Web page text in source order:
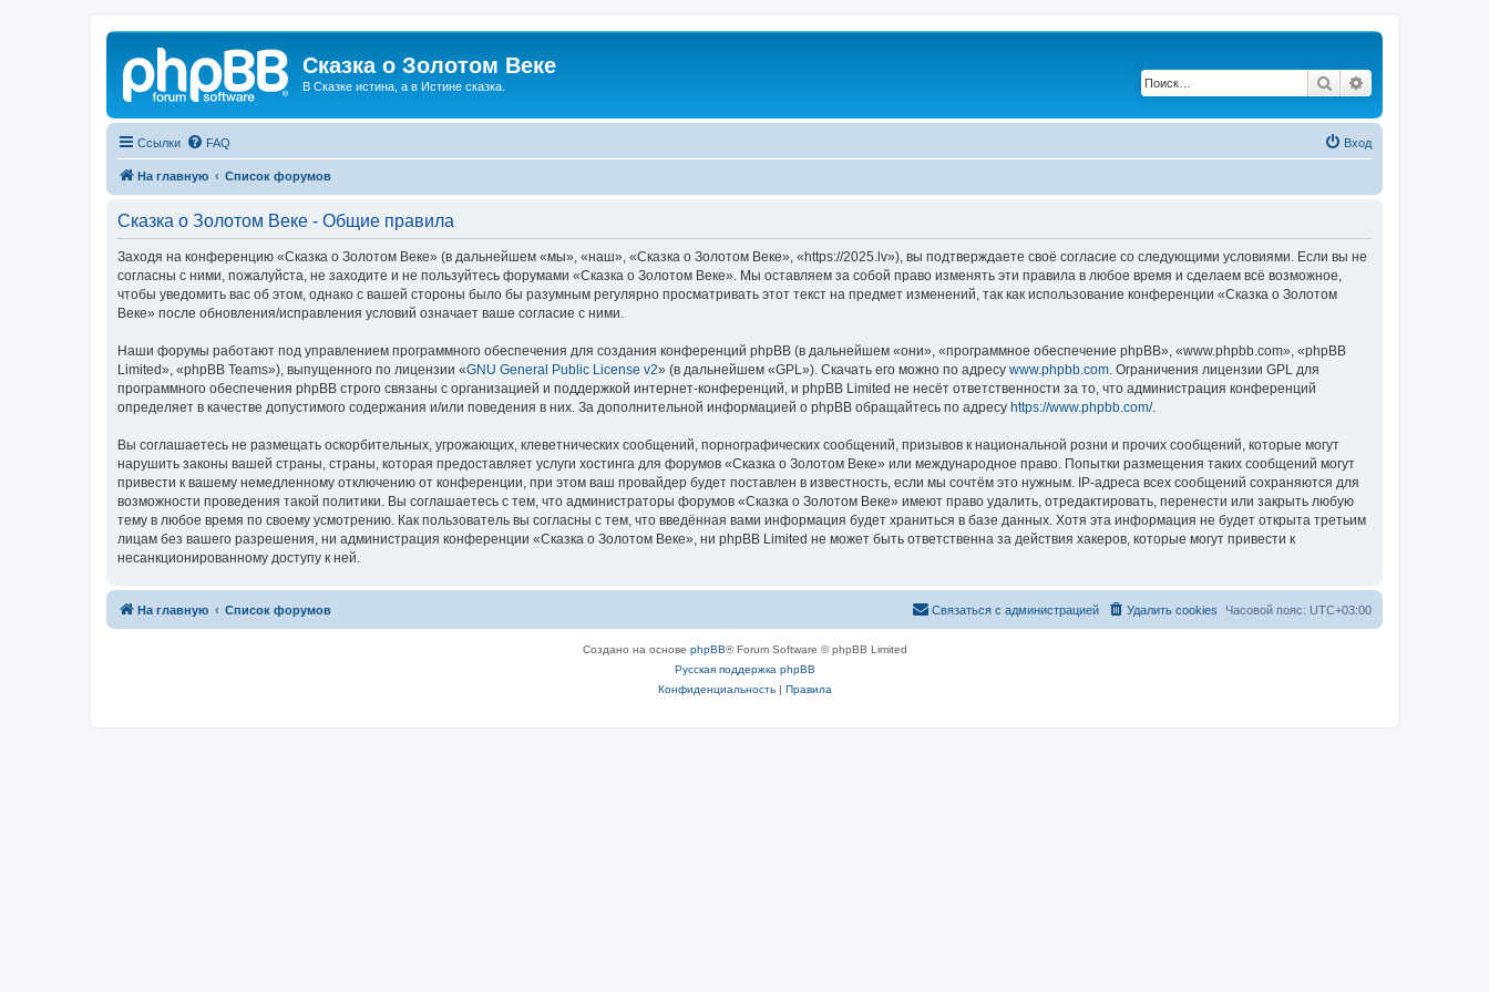
Сказка о Золотом Веке
В Сказке истина, а в Истине сказка. Поиск
Ссылки FAQ Вход
На главную Список форумов
Сказка о Золотом Веке - Общие правила
Заходя на конференцию «Сказка о Золотом Веке» (в дальнейшем «мы», «наш», «Сказка о Золотом Веке», «https://2025.lv»), вы подтверждаете своё согласие со следующими условиями. Если вы не
согласны с ними, пожалуйста, не заходите и не пользуйтесь форумами «Сказка о Золотом Веке». Мы оставляем за собой право изменять эти правила в любое время и сделаем всё возможное,
чтобы уведомить вас об этом, однако с вашей стороны было бы разумным регулярно просматривать этот текст на предмет изменений, так как использование конференции «Сказка о Золотом
Веке» после обновления/исправления условий означает ваше согласие с ними.
Наши форумы работают под управлением программного обеспечения для создания конференций phpBB (в дальнейшем «они», «программное обеспечение phpBB», «www.phpbb.com», «phpBB
Limited», «phpBB Teams»), выпущенного по лицензии «GNU General Public License v2» (в дальнейшем «GPL»). Скачать его можно по адресу www.phpbb.com . Ограничения лицензии GPL для
программного обеспечения phpBB строго связаны с организацией и поддержкой интернет-конференций, и phpBB Limited не несёт ответственности за то, что администрация конференций
определяет в качестве допустимого содержания и/или поведения в них. За дополнительной информацией о phpBB обращайтесь по адресу https://www.phpbb.com/.
Вы соглашаетесь не размещать оскорбительных, угрожающих, клеветнических сообщений, порнографических сообщений, призывов к национальной розни и прочих сообщений, которые могут
нарушить законы вашей страны, страны, которая предоставляет услуги хостинга для форумов «Сказка о Золотом Веке» или международное право. Попытки размещения таких сообщений могут
привести к вашему немедленному отключению от конференции, при этом ваш провайдер будет поставлен в известность, если мы сочтём это нужным. IP-адреса всех сообщений сохраняются для
возможности проведения такой политики. Вы соглашаетесь с тем, что администраторы форумов «Сказка о Золотом Веке» имеют право удалить, отредактировать, перенести или закрыть любую
тему в любое время по своему усмотрению. Как пользователь вы согласны с тем, что введённая вами информация будет храниться в базе данных. Хотя эта информация не будет открыта третьим
лицам без вашего разрешения, ни администрация конференции «Сказка о Золотом Веке», ни phpBB Limited не может быть ответственна за действия хакеров, которые могут привести к
несанкционированному доступу к ней.
На главную Список форумов Часовой пояс: UTC+03:00
Удалить cookies
Связаться с администрацией
Создано на основе phpBB® Forum Software © phpBB Limited
Русская поддержка phpBB
Конфиденциальность| Правила